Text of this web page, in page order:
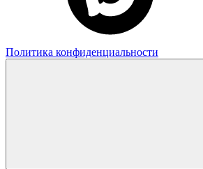
Политика конфиденциальности